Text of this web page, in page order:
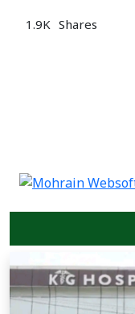
1.9K Shares